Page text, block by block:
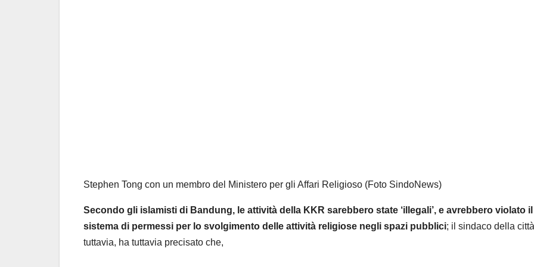
Stephen Tong con un membro del Ministero per gli Affari Religioso (Foto SindoNews)
Secondo gli islamisti di Bandung, le attività della KKR sarebbero state ‘illegali’, e avrebbero violato il
sistema di permessi per lo svolgimento delle attività religiose negli spazi pubblici; il sindaco della
tuttavia, ha tuttavia precisato che,